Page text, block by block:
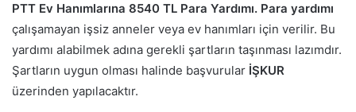
PTT Ev Hanımlarına 8540 TL Para Yardımı. Para yardımı
çalışamayan işsiz anneler veya ev hanımları için verilir. Bu
yardımı alabilmek adına gerekli şartların taşınması lazımdır.
Şartların uygun olması halinde başvurular İŞKUR
üzerinden yapılacaktır.